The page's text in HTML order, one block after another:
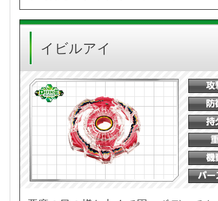
イビルアイ